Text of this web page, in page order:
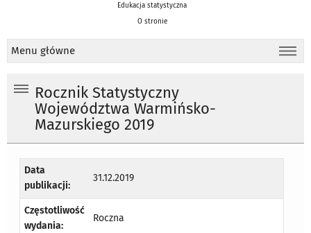
Edukacja statystyczna
O stronie
Menu główne
Rocznik Statystyczny
Województwa Warmińsko-
Mazurskiego 2019
Data
publikacji:
31.12.2019
Częstotliwość
wydania:
Roczna